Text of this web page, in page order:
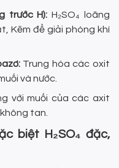
trước H):H₂SO₄ loãng
Kẽm để giải phóng khí
Trung hòa các oxit
và nước.
với muối của các axit
tan.
biệt H₂SO₄ đặc,